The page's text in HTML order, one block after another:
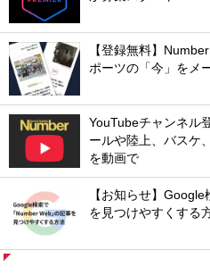
【登録無料】
ポーツの「今」をメ
YouTubeチャンネル
ールや陸上、バスケ
を動画で
【お知らせ】
を見つけやすくする